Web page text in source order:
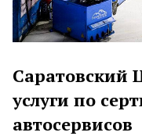
Саратовский
услуги по
автосервисов